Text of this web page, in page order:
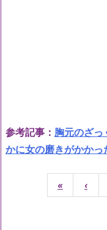
参考記事： 胸元のざ
かに女の磨きがかかっ
« ‹